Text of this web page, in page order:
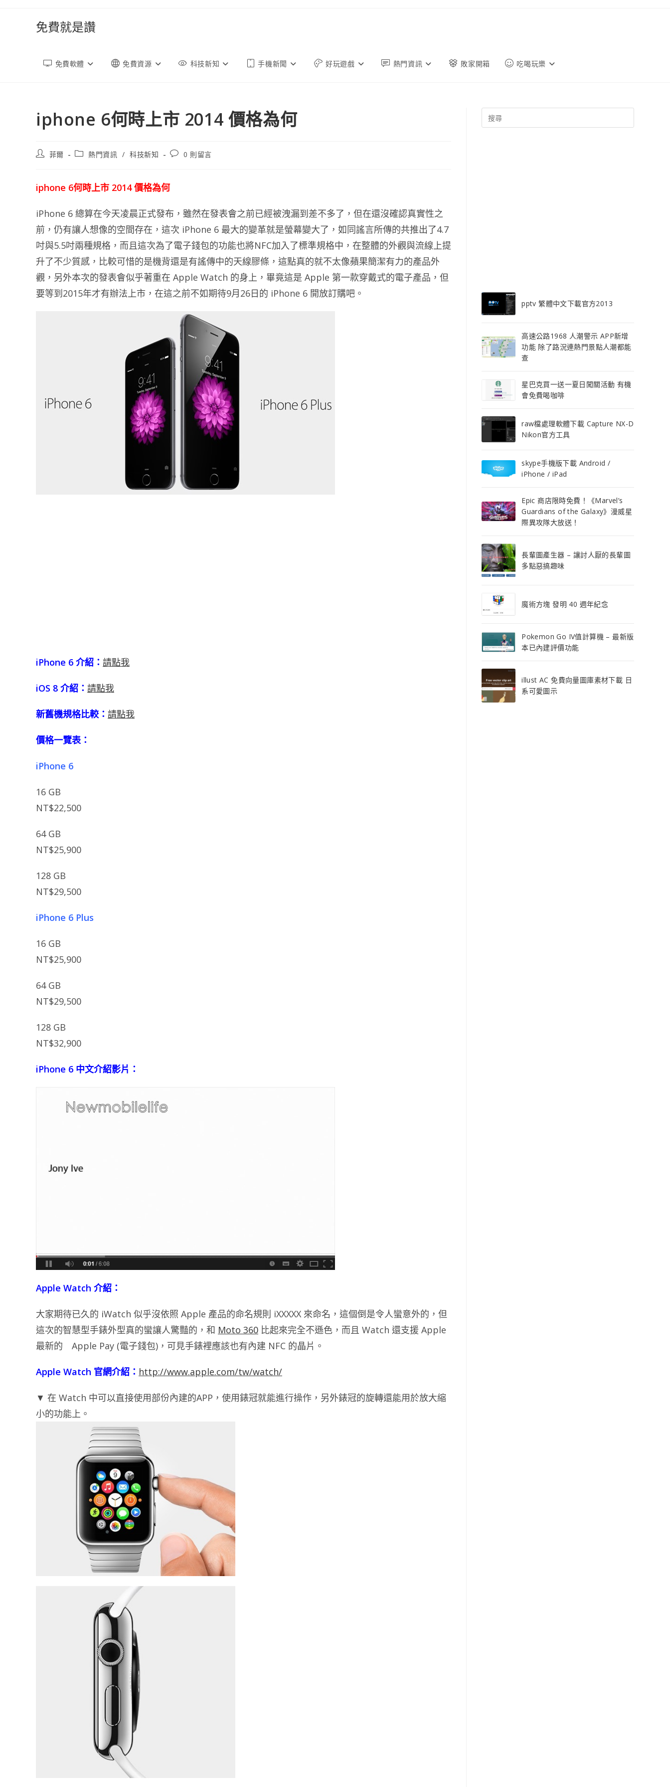
免費就是讚
免費軟體 免費資源 科技新知 手機新聞 好玩遊戲 熱門資訊 敗家開箱 吃喝玩樂
iphone 6何時上市 2014 價格為何
文
者:
菲爾
文
別:
熱門資訊 / 科技新知
文
論：
0 則留言
iphone 6何時上市 2014 價格為何
iPhone 6 總算在今天凌晨正式發布，雖然在發表會之前已經被洩漏到差不多了，但在還沒確認真實性之
前，仍有讓人想像的空間存在，這次 iPhone 6 最大的變革就是螢幕變大了，如同謠言所傳的共推出了4.7
吋與5.5吋兩種規格，而且這次為了電子錢包的功能也將NFC加入了標準規格中，在整體的外觀與流線上提
升了不少質感，比較可惜的是機背還是有謠傳中的天線膠條，這點真的就不太像蘋果簡潔有力的產品外
觀，另外本次的發表會似乎著重在 Apple Watch 的身上，畢竟這是 Apple 第一款穿戴式的電子產品，但
要等到2015年才有辦法上市，在這之前不如期待9月26日的 iPhone 6 開放訂購吧。
iPhone 6 介紹： 請點我
iOS 8 介紹： 請點我
新舊機規格比較： 請點我
價格一覽表：
iPhone 6
16 GB
NT$22,500
64 GB
NT$25,900
128 GB
NT$29,500
iPhone 6 Plus
16 GB
NT$25,900
64 GB
NT$29,500
128 GB
NT$32,900
iPhone 6 中文介紹影片：
Apple Watch 介紹：
大家期待已久的 iWatch 似乎沒依照 Apple 產品的命名規則 iXXXXX 來命名，這個倒是令人蠻意外的，但
這次的智慧型手錶外型真的蠻讓人驚豔的，和 Moto 360 比起來完全不遜色，而且 Watch 還支援 Apple
最新的 Apple Pay (電子錢包)，可見手錶裡應該也有內建 NFC 的晶片。
Apple Watch 官網介紹： http://www.apple.com/tw/watch/
▼ 在 Watch 中可以直接使用部份內建的APP，使用錶冠就能進行操作，另外錶冠的旋轉還能用於放大縮
小的功能上。
pptv 繁體中文下載官方2013
高速公路1968 人潮警示 APP新增
功能 除了路況連熱門景點人潮都能
查
星巴克買一送一夏日闖關活動 有機
會免費喝咖啡
raw檔處理軟體下載 Capture NX-D
Nikon官方工具
skype手機版下載 Android /
iPhone / iPad
Epic 商店限時免費！《Marvel’s
Guardians of the Galaxy》漫威星
際異攻隊大放送！
長輩圖產生器 – 讓討人厭的長輩圖
多點惡搞趣味
魔術方塊 發明 40 週年紀念
Pokemon Go IV值計算機 – 最新版
本已內建評價功能
illust AC 免費向量圖庫素材下載 日
系可愛圖示